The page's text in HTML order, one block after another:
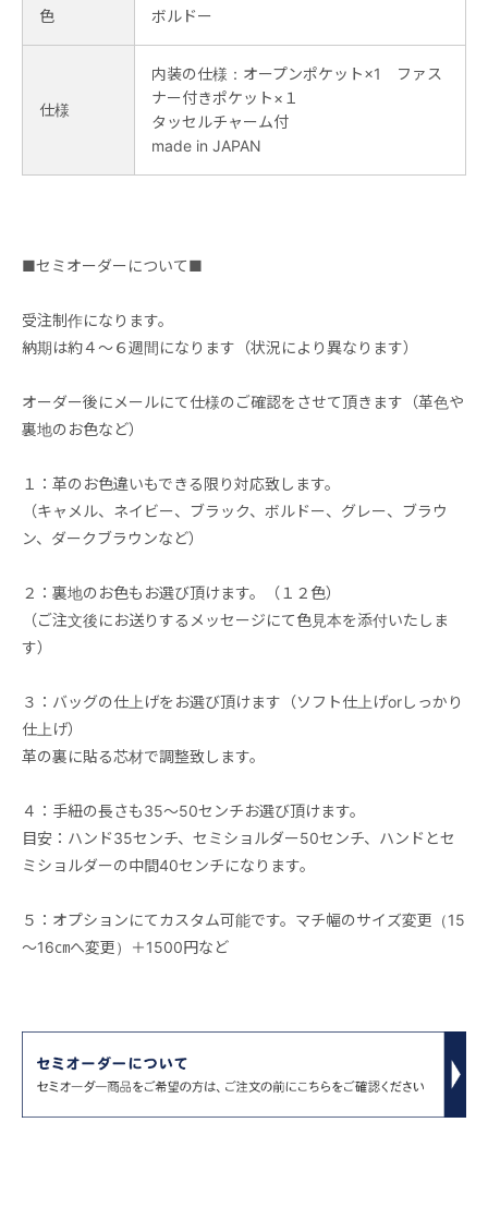
色 ボルドー
仕様
内装の仕様：オープンポケット×1 ファス
ナー付きポケット×１
タッセルチャーム付
made in JAPAN
■セミオーダーについて■
受注制作になります。
納期は約４～６週間になります（状況により異なります）
オーダー後にメールにて仕様のご確認をさせて頂きます（革色や
裏地のお色など）
１：革のお色違いもできる限り対応致します。
（キャメル、ネイビー、ブラック、ボルドー、グレー、ブラウ
ン、ダークブラウンなど）
２：裏地のお色もお選び頂けます。（１２色）
（ご注文後にお送りするメッセージにて色見本を添付いたしま
す）
３：バッグの仕上げをお選び頂けます（ソフト仕上げorしっかり
仕上げ）
革の裏に貼る芯材で調整致します。
４：手紐の長さも35～50センチお選び頂けます。
目安：ハンド35センチ、セミショルダー50センチ、ハンドとセ
ミショルダーの中間40センチになります。
５：オプションにてカスタム可能です。マチ幅のサイズ変更（15
～16㎝へ変更）＋1500円など